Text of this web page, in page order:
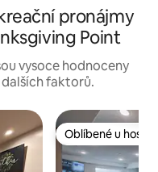
pronájmy
Point
vysoce hodnoceny
faktorů.
Oblíbené u hostů
Oblíbené u hostů